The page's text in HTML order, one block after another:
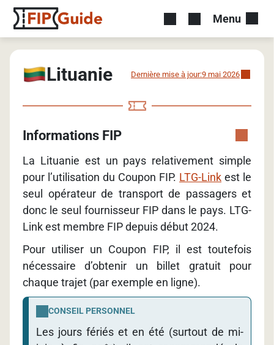
Menu
Lituanie Dernière mise à jour:9 mai 2026
Informations FIP
La Lituanie est un pays relativement simple
pour l’utilisation du Coupon FIP. LTG-Link est le
seul opérateur de transport de passagers et
donc le seul fournisseur FIP dans le pays. LTG-
Link est membre FIP depuis début 2024.
Pour utiliser un Coupon FIP, il est toutefois
nécessaire d’obtenir un billet gratuit pour
chaque trajet (par exemple en ligne).
CONSEIL PERSONNEL
Les jours fériés et en été (surtout de mi-